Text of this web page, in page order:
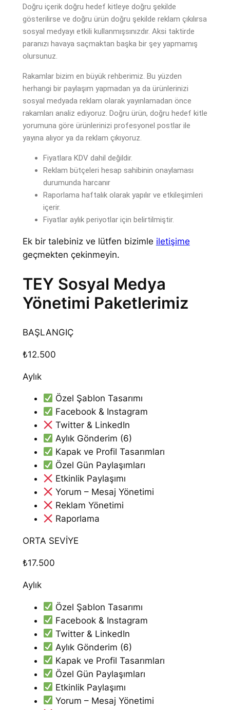
Doğru içerik doğru hedef kitleye doğru şekilde
gösterilirse ve doğru ürün doğru şekilde reklam çıkılırsa
sosyal medyayı etkili kullanmışsınızdır. Aksi taktirde
paranızı havaya saçmaktan başka bir şey yapmamış
olursunuz.
Rakamlar bizim en büyük rehberimiz. Bu yüzden
herhangi bir paylaşım yapmadan ya da ürünlerinizi
sosyal medyada reklam olarak yayınlamadan önce
rakamları analiz ediyoruz. Doğru ürün, doğru hedef kitle
yorumuna göre ürünlerinizi profesyonel postlar ile
yayına alıyor ya da reklam çıkıyoruz.
Fiyatlara KDV dahil değildir.
Reklam bütçeleri hesap sahibinin onaylaması
durumunda harcanır
Raporlama haftalık olarak yapılır ve etkileşimleri
içerir.
Fiyatlar aylık periyotlar için belirtilmiştir.
Ek bir talebiniz ve lütfen bizimle iletişime
geçmekten çekinmeyin.
TEY Sosyal Medya
Yönetimi Paketlerimiz
BAŞLANGIÇ
₺12.500
Aylık
Özel Şablon Tasarımı
Facebook & Instagram
Twitter & LinkedIn
Aylık Gönderim (6)
Kapak ve Profil Tasarımları
Özel Gün Paylaşımları
Etkinlik Paylaşımı
Yorum – Mesaj Yönetimi
Reklam Yönetimi
Raporlama
ORTA SEVİYE
₺17.500
Aylık
Özel Şablon Tasarımı
Facebook & Instagram
Twitter & LinkedIn
Aylık Gönderim (6)
Kapak ve Profil Tasarımları
Özel Gün Paylaşımları
Etkinlik Paylaşımı
Yorum – Mesaj Yönetimi